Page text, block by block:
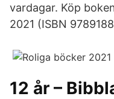
vardagar. Köp
2021 (ISBN
12 år –